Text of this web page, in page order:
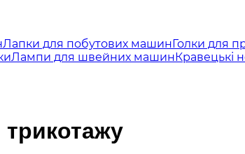
Лапки для побутових машинГолки для
Лампи для швейних машинКравецькі
трикотажу